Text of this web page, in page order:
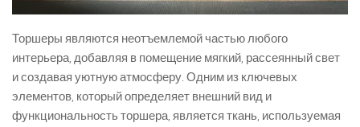
Торшеры являются неотъемлемой частью любого
интерьера, добавляя в помещение мягкий, рассеянный свет
и создавая уютную атмосферу. Одним из ключевых
элементов, который определяет внешний вид и
функциональность торшера, является ткань, используемая